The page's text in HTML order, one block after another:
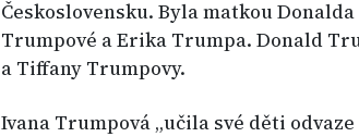
Československu. Byla matkou
Trumpové a Erika Trumpa. Donald
a Tiffany Trumpovy.
Ivana Trumpová „učila své děti